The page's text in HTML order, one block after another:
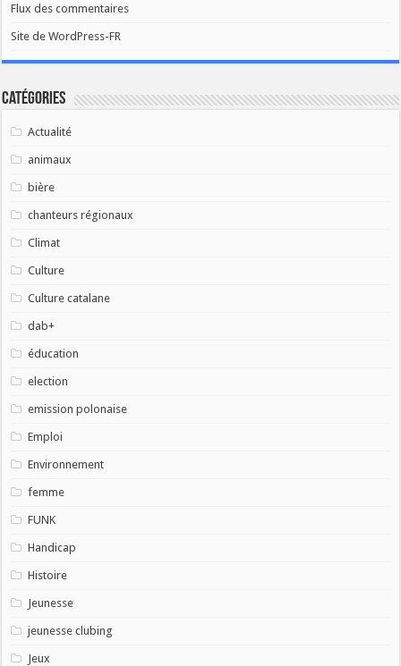
Flux des commentaires
Site de WordPress-FR
Catégories
Actualité
animaux
bière
chanteurs régionaux
Climat
Culture
Culture catalane
dab+
éducation
election
emission polonaise
Emploi
Environnement
femme
FUNK
Handicap
Histoire
Jeunesse
jeunesse clubing
Jeux